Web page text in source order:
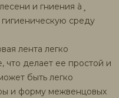
и гниения à¸
среду
лента легко
что делает ее простой и
быть легко
и форму межвенцовых